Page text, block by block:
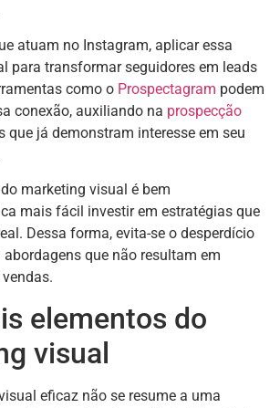
atuam no Instagram, aplicar essa
para transformar seguidores em leads
como o Prospectagram podem
conexão, auxiliando na prospecção
que já demonstram interesse em seu
marketing visual é bem
mais fácil investir em estratégias que
Dessa forma, evita-se o desperdício
que não resultam em
elementos do
visual
eficaz não se resume a uma